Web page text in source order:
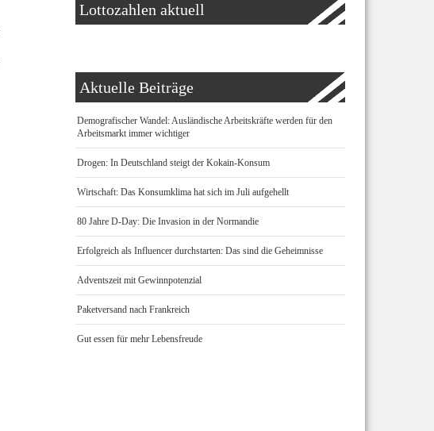
Lottozahlen aktuell
Aktuelle Beiträge
Demografischer Wandel: Ausländische Arbeitskräfte werden für den
Arbeitsmarkt immer wichtiger
Drogen: In Deutschland steigt der Kokain-Konsum
Wirtschaft: Das Konsumklima hat sich im Juli aufgehellt
80 Jahre D-Day: Die Invasion in der Normandie
Erfolgreich als Influencer durchstarten: Das sind die Geheimnisse
Adventszeit mit Gewinnpotenzial
Paketversand nach Frankreich
Gut essen für mehr Lebensfreude